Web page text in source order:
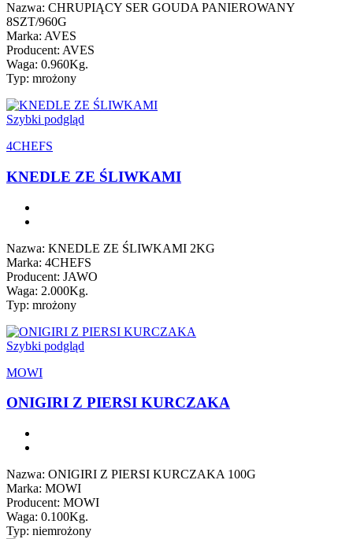
Nazwa: CHRUPIĄCY SER GOUDA PANIEROWANY
8SZT/960G
Marka: AVES
Producent: AVES
Waga: 0.960Kg.
Typ: mrożony
Szybki podgląd
4CHEFS
KNEDLE ZE ŚLIWKAMI
Nazwa: KNEDLE ZE ŚLIWKAMI 2KG
Marka: 4CHEFS
Producent: JAWO
Waga: 2.000Kg.
Typ: mrożony
Szybki podgląd
MOWI
ONIGIRI Z PIERSI KURCZAKA
Nazwa: ONIGIRI Z PIERSI KURCZAKA 100G
Marka: MOWI
Producent: MOWI
Waga: 0.100Kg.
Typ: niemrożony